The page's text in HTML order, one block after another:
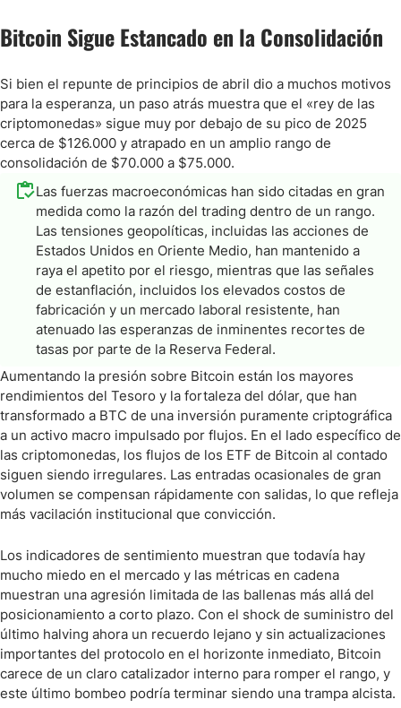
Bitcoin Sigue Estancado en la Consolidación
Si bien el repunte de principios de abril dio a muchos motivos
para la esperanza, un paso atrás muestra que el «rey de las
criptomonedas» sigue muy por debajo de su pico de 2025
cerca de $126.000 y atrapado en un amplio rango de
consolidación de $70.000 a $75.000.
Las fuerzas macroeconómicas han sido citadas en gran
medida como la razón del trading dentro de un rango.
Las tensiones geopolíticas, incluidas las acciones de
Estados Unidos en Oriente Medio, han mantenido a
raya el apetito por el riesgo, mientras que las señales
de estanflación, incluidos los elevados costos de
fabricación y un mercado laboral resistente, han
atenuado las esperanzas de inminentes recortes de
tasas por parte de la Reserva Federal.
Aumentando la presión sobre Bitcoin están los mayores
rendimientos del Tesoro y la fortaleza del dólar, que han
transformado a BTC de una inversión puramente criptográfica
a un activo macro impulsado por flujos. En el lado específico de
las criptomonedas, los flujos de los ETF de Bitcoin al contado
siguen siendo irregulares. Las entradas ocasionales de gran
volumen se compensan rápidamente con salidas, lo que refleja
más vacilación institucional que convicción.
Los indicadores de sentimiento muestran que todavía hay
mucho miedo en el mercado y las métricas en cadena
muestran una agresión limitada de las ballenas más allá del
posicionamiento a corto plazo. Con el shock de suministro del
último halving ahora un recuerdo lejano y sin actualizaciones
importantes del protocolo en el horizonte inmediato, Bitcoin
carece de un claro catalizador interno para romper el rango, y
este último bombeo podría terminar siendo una trampa alcista.